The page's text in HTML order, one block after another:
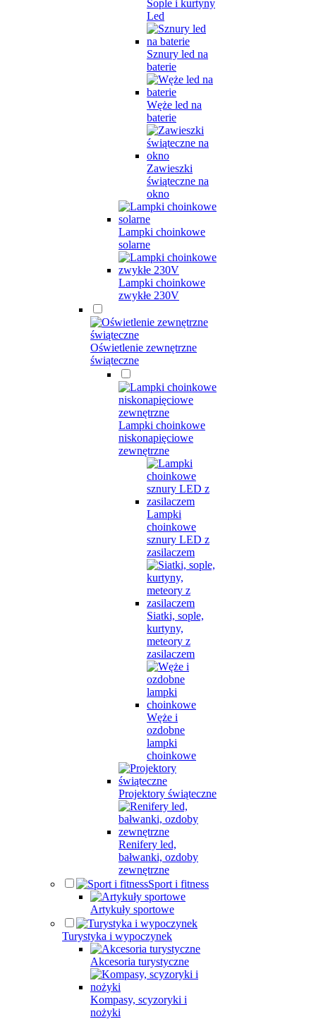
Sople i kurtyny
Led
Sznury led na
baterie
Węże led na
baterie
Zawieszki
świąteczne na
okno
Lampki choinkowe
solarne
Lampki choinkowe
zwykłe 230V
Oświetlenie zewnętrzne
świąteczne
Lampki choinkowe
niskonapięciowe
zewnętrzne
Lampki
choinkowe
sznury LED z
zasilaczem
Siatki, sople,
kurtyny,
meteory z
zasilaczem
Węże i
ozdobne
lampki
choinkowe
Projektory świąteczne
Renifery led,
bałwanki, ozdoby
zewnętrzne
Sport i fitness
Artykuły sportowe
Turystyka i wypoczynek
Akcesoria turystyczne
Kompasy, scyzoryki i
nożyki